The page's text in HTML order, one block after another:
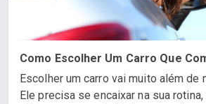
Como Escolher Um Carro Que
Escolher um carro vai muito além de
Ele precisa se encaixar na sua